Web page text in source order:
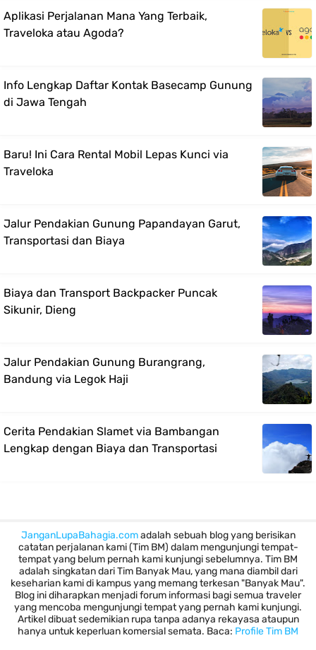
Aplikasi Perjalanan Mana Yang Terbaik,
Traveloka atau Agoda?
Info Lengkap Daftar Kontak Basecamp Gunung
di Jawa Tengah
Baru! Ini Cara Rental Mobil Lepas Kunci via
Traveloka
Jalur Pendakian Gunung Papandayan Garut,
Transportasi dan Biaya
Biaya dan Transport Backpacker Puncak
Sikunir, Dieng
Jalur Pendakian Gunung Burangrang,
Bandung via Legok Haji
Cerita Pendakian Slamet via Bambangan
Lengkap dengan Biaya dan Transportasi
JanganLupaBahagia.comadalah sebuah blog yang berisikan
catatan perjalanan kami (Tim BM) dalam mengunjungi tempat-
tempat yang belum pernah kami kunjungi sebelumnya. Tim BM
adalah singkatan dari Tim Banyak Mau, yang mana diambil dari
keseharian kami di kampus yang memang terkesan "Banyak Mau".
Blog ini diharapkan menjadi forum informasi bagi semua traveler
yang mencoba mengunjungi tempat yang pernah kami kunjungi.
Artikel dibuat sedemikian rupa tanpa adanya rekayasa ataupun
hanya untuk keperluan komersial semata. Baca: Profile Tim BM